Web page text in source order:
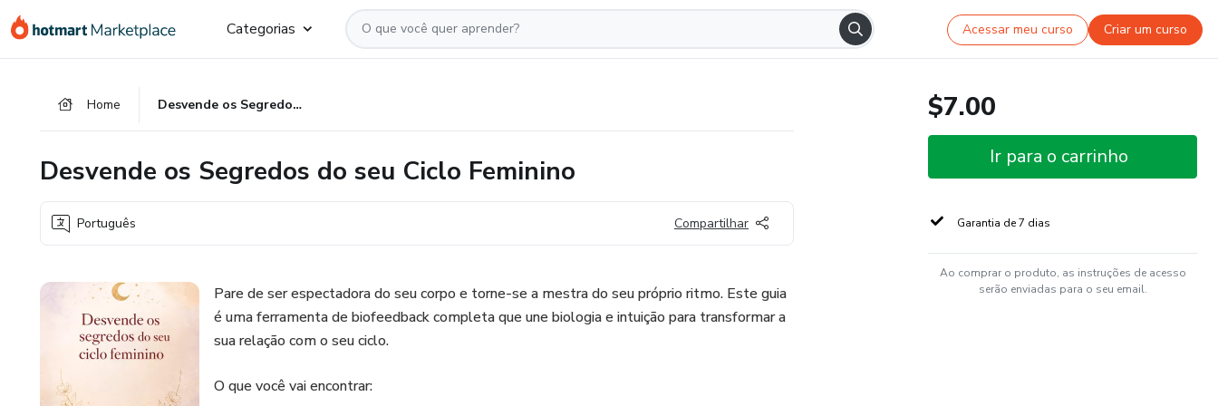
para
para
para
Categorias Acessar meu curso Criar um curso
Home Desvende os Segredos do seu Ciclo Feminino
Desvende os Segredos do seu Ciclo Feminino
Português Compartilhar
Pare de ser espectadora do seu corpo e torne-se a mestra do seu próprio ritmo. Este guia
é uma ferramenta de biofeedback completa que une biologia e intuição para transformar a
sua relação com o seu ciclo.
O que você vai encontrar:
$7.00
Ir para o carrinho
Garantia de 7 dias
Ao comprar o produto, as instruções de acesso
serão enviadas para o seu email.